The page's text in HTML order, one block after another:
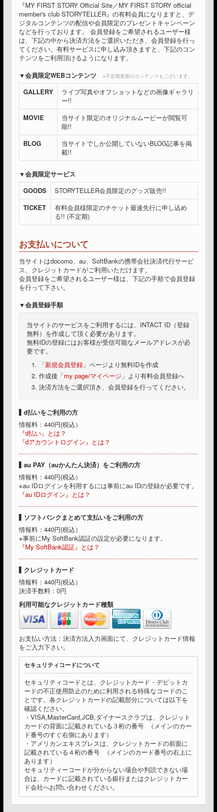
『MY FIRST STORY Official Site／MY FIRST STORY official
member's club STORYTELLER』の有料会員になりますと、デ
ジタルコンテンツの配信や会員限定のプレゼントキャンペーン
などを行っております。 会員登録をご希望されるユーザー様
は、下記の中から決済方法をご選択いただき、会員登録を行っ
てください。有料サービスに申し込み頂きますと、下記のコン
テンツをご利用頂けるようになります。
会員限定WEBコンテンツ
※不定期更新のコンテンツもございます。
GALLERY
ライブ写真やオフショットなどの画像ギャラリ
ー!!
MOVIE
当サイト限定のオリジナルムービーが閲覧可
能!!
BLOG
当サイトでしか公開していないBLOG記事を掲
載!!
会員限定サービス
GOODS
STORYTELLER会員限定のグッズ販売!!
TICKET
有料会員様限定のチケット最速先行に申し込め
る!! (不定期)
お支払いについて
当サイトはdocomo、au、SoftBankの携帯会社決済代行サービ
ス、クレジットカードがご利用いただけます。
会員登録をご希望されるユーザー様は、下記の手順で会員登録
を行って下さい。
会員登録手順
当サイトのサービスをご利用するには、INTACT ID（登録
無料）を作成して頂く必要があります。
無料IDの登録にはお客様が受信可能なメールアドレスが必
要です。
「新規会員登録 」ページより無料IDを作成
作成後「my page/マイページ 」より有料会員登録へ
決済方法をご選択頂き、会員登録を行ってください。
d払いをご利用の方
情報料：440円(税込）
『d払い』とは？
『dアカウントログイン』とは？
au PAY（auかんたん決済）をご利用の方
情報料：440円(税込）
※au IDログインを利用するには事前にau IDの登録が必要です。
『au IDログイン』とは？
ソフトバンクまとめて支払いをご利用の方
情報料：440円(税込）
※事前にMy SoftBank認証の設定が必要になります。
『My SoftBank認証』とは？
クレジットカード
情報料：440円(税込）
決済手数料：0円
利用可能なクレジットカード種類
お支払い方法：決済方法入力画面にて、クレジットカード情報
をご入力下さい。
セキュリティコードについて
セキュリティコードとは、クレジットカード・デビットカ
ードの不正使用防止のために利用される特殊なコードのこ
とです。各クレジットカードの記載部分については以下を
確認ください。
・VISA,MasterCard,JCB,ダイナースクラブは、クレジット
カードの背面に記載されている３桁の番号 （メインのカー
ド番号のすぐ右側にあります）
・アメリカンエキスプレスは、クレジットカードの前面に
記載されている４桁の番号 （メインのカード番号の右上に
あります）
セキュリティーコードが分からない場合や判読できない場
合は、カードに記載されている銀行またはクレジットカー
ド会社へお問い合わせください。